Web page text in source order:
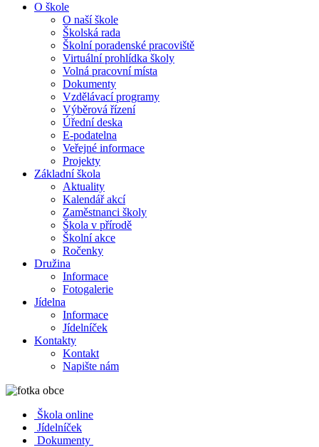
O škole
O naší škole
Školská rada
Školní poradenské pracoviště
Virtuální prohlídka školy
Volná pracovní místa
Dokumenty
Vzdělávací programy
Výběrová řízení
Úřední deska
E-podatelna
Veřejné informace
Projekty
Základní škola
Aktuality
Kalendář akcí
Zaměstnanci školy
Škola v přírodě
Školní akce
Ročenky
Družina
Informace
Fotogalerie
Jídelna
Informace
Jídelníček
Kontakty
Kontakt
Napište nám
Škola online
Jídelníček
Dokumenty